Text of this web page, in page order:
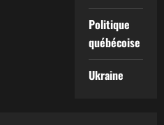
Politique
québécoise
Ukraine